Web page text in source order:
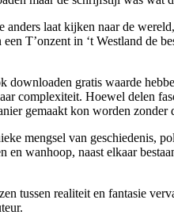
laat kijken naar de
T’onzent in ‘t Westland de
gratis waarde
complexiteit. Hoewel delen
gemaakt kon worden zonder
mengsel van geschiedenis,
wanhoop, naast elkaar
tussen realiteit en fantasie